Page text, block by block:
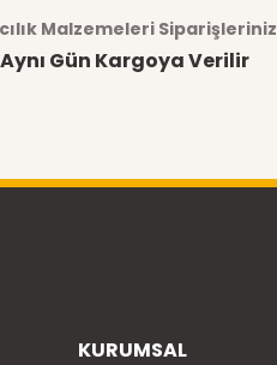
Malzemeleri Siparişleriniz
Aynı Gün Kargoya Verilir
KURUMSAL